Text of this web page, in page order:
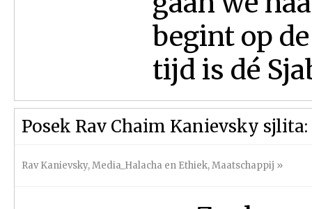
begint op
tijd is dé
Posek Rav Chaim Kanievsky
Rav Kanievsky,Media_Halacha en Ethiek,Maatschappij »